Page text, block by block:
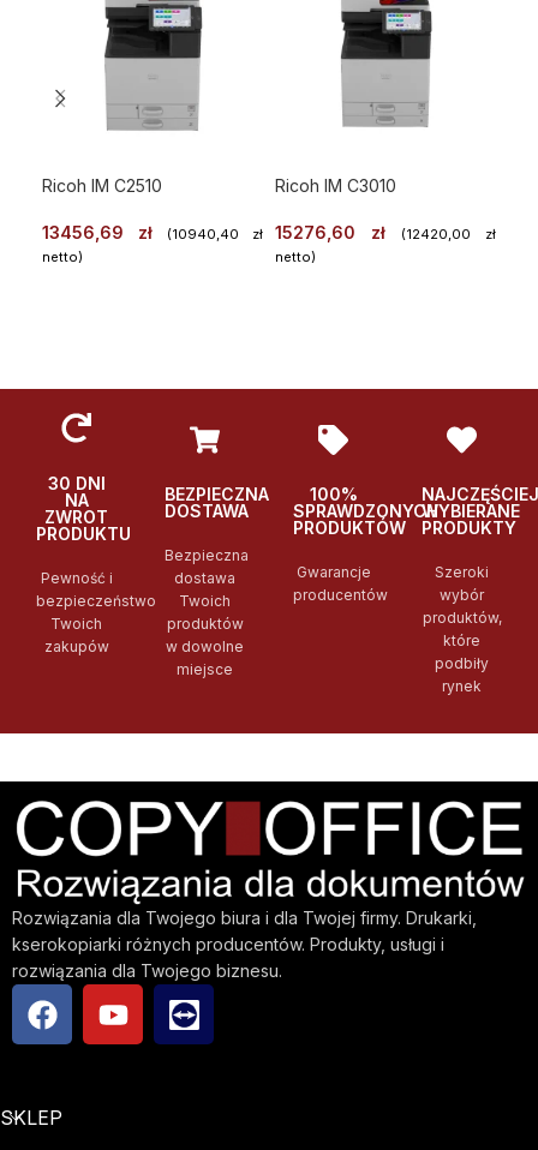
Ricoh IM C2510
13456,69 zł (10940,40 zł
netto)
Ricoh IM C3010
15276,60 zł (12420,00 zł
netto)
30 DNI
NA
ZWROT
PRODUKTU
Pewność i
bezpieczeństwo
Twoich
zakupów
BEZPIECZNA
DOSTAWA
Bezpieczna
dostawa
Twoich
produktów
w dowolne
miejsce
100%
SPRAWDZONYCH
PRODUKTÓW
Gwarancje
producentów
NAJCZĘŚCIEJ
WYBIERANE
PRODUKTY
Szeroki
wybór
produktów,
które
podbiły
rynek
Rozwiązania dla Twojego biura i dla Twojej firmy. Drukarki,
kserokopiarki różnych producentów. Produkty, usługi i
rozwiązania dla Twojego biznesu.
SKLEP